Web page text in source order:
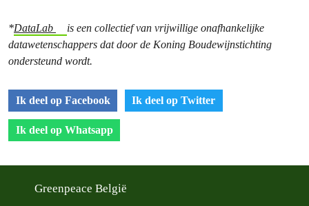
*DataLab
is een collectief van vrijwillige onafhankelijke
datawetenschappers dat door de Koning Boudewijnstichting
ondersteund wordt.
Ik deel op Facebook Ik deel op Twitter
Ik deel op Whatsapp
Greenpeace België